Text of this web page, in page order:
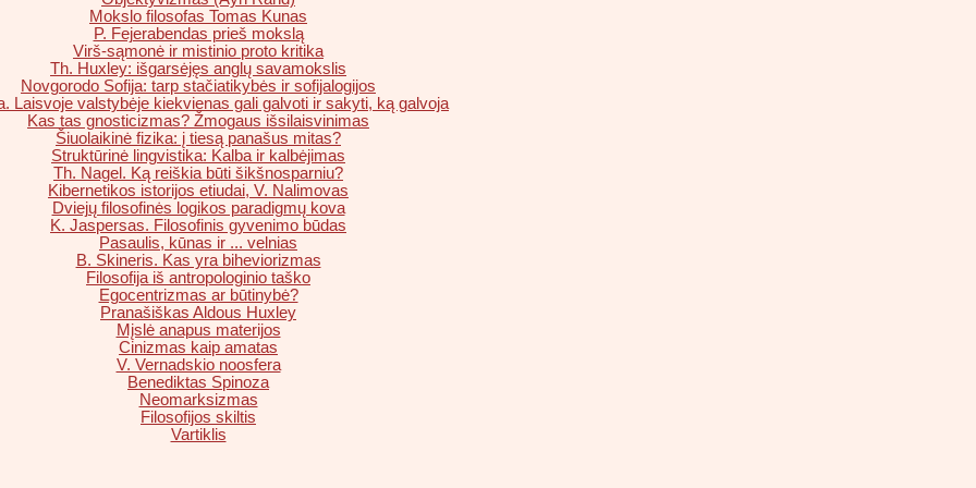
Mokslo filosofas Tomas Kunas
P. Fejerabendas prieš mokslą
Virš-sąmonė ir mistinio proto kritika
Th. Huxley: išgarsėjęs anglų savamokslis
Novgorodo Sofija: tarp stačiatikybės ir sofijalogijos
Laisvoje valstybėje kiekvienas gali galvoti ir sakyti, ką galvoja
Kas tas gnosticizmas? Žmogaus išsilaisvinimas
Šiuolaikinė fizika: į tiesą panašus mitas?
Struktūrinė lingvistika: Kalba ir kalbėjimas
Th. Nagel. Ką reiškia būti šikšnosparniu?
Kibernetikos istorijos etiudai, V. Nalimovas
Dviejų filosofinės logikos paradigmų kova
K. Jaspersas. Filosofinis gyvenimo būdas
Pasaulis, kūnas ir ... velnias
B. Skineris. Kas yra biheviorizmas
Filosofija iš antropologinio taško
Egocentrizmas ar būtinybė?
Pranašiškas Aldous Huxley
Mįslė anapus materijos
Cinizmas kaip amatas
V. Vernadskio noosfera
Benediktas Spinoza
Neomarksizmas
Filosofijos skiltis
Vartiklis